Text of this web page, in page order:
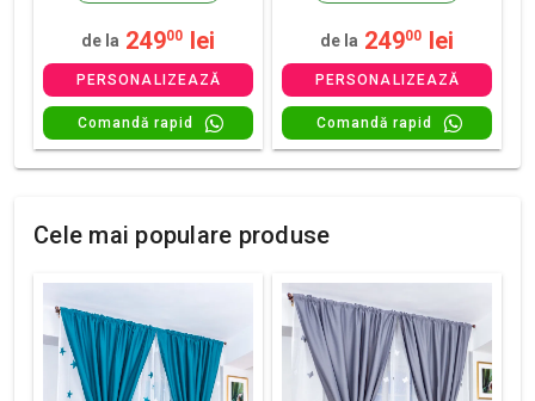
de la 24900 lei
PERSONALIZEAZĂ
Comandă rapid
de la 24900 lei
PERSONALIZEAZĂ
Comandă rapid
Cele mai populare produse